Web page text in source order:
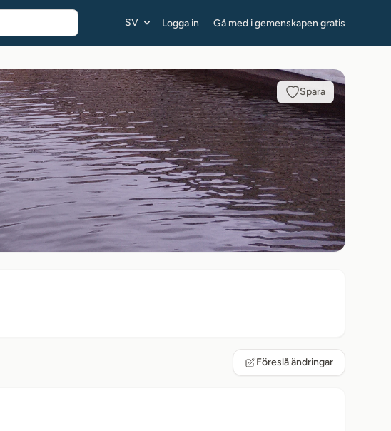
SV Logga in Gå med i gemenskapen gratis
Spara
Föreslå ändringar